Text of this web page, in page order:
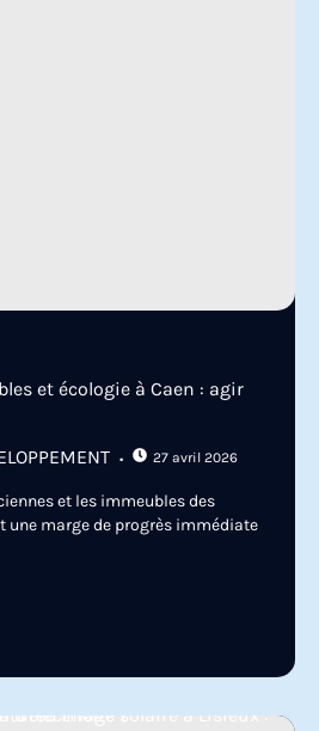
et écologie à Caen : agir
27 avril 2026
et les immeubles des
une marge de progrès immédiate